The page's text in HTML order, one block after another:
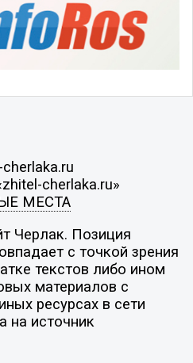
cherlaka.ru»
МЕСТА
Черлак. Позиция
с точкой зрения
текстов либо ином
материалов с
ресурсах в сети
на источник